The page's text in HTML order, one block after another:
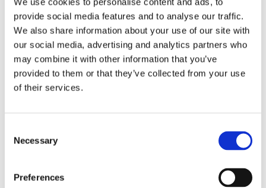
provide social media features and to analyse our traffic.
We also share information about your use of our site with
our social media, advertising and analytics partners who
may combine it with other information that you’ve
provided to them or that they’ve collected from your use
of their services.
Selection
Necessary
Preferences